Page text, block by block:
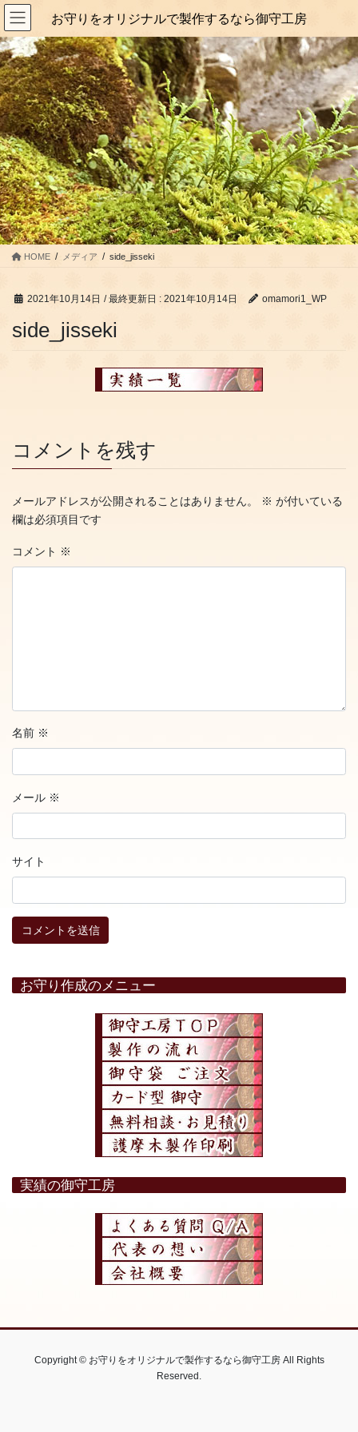
コ
ン
テ
ン
ツ
に
移
動
ナ
ビ
ゲ
ー
シ
ョ
ン
に
移
動
お守りをオリジナルで製作するなら御守工房
HOME メディア side_jisseki
2021年10月14日 / 最終更新日 : 2021年10月14日 omamori1_WP
side_jisseki
コメントを残す
メールアドレスが公開されることはありません。 ※ が付いている
欄は必須項目です
コメント ※
名前 ※
メール ※
サイト
お守り作成のメニュー
実績の御守工房
Copyright © お守りをオリジナルで製作するなら御守工房 All Rights
Reserved.